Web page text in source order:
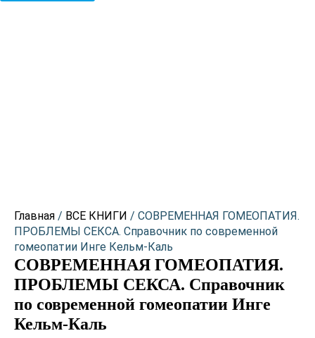
Главная / ВСЕ КНИГИ / СОВРЕМЕННАЯ ГОМЕОПАТИЯ.
ПРОБЛЕМЫ СЕКСА. Справочник по современной
гомеопатии Инге Кельм-Каль
СОВРЕМЕННАЯ ГОМЕОПАТИЯ.
ПРОБЛЕМЫ СЕКСА. Справочник
по современной гомеопатии Инге
Кельм-Каль